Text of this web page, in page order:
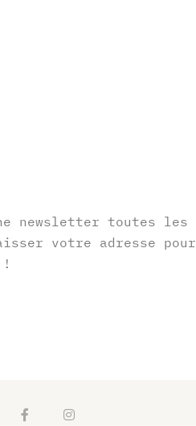
newsletter toutes les
votre adresse pour
!
F
I